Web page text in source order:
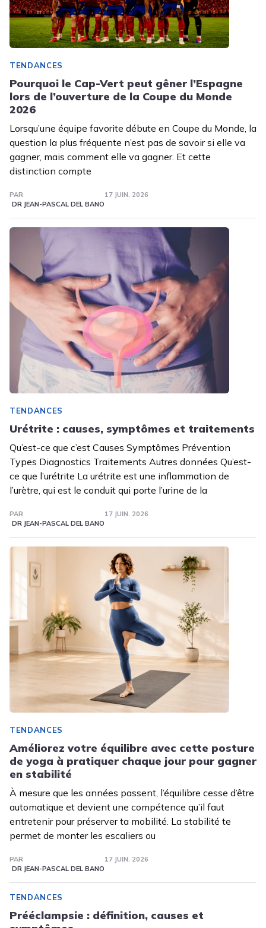
TENDANCES
Pourquoi le Cap-Vert peut gêner l’Espagne
lors de l’ouverture de la Coupe du Monde
2026
Lorsqu’une équipe favorite débute en Coupe du Monde, la
question la plus fréquente n’est pas de savoir si elle va
gagner, mais comment elle va gagner. Et cette
distinction compte
PAR
DR JEAN-PASCAL DEL BANO
17 JUIN. 2026
TENDANCES
Urétrite : causes, symptômes et traitements
Qu’est-ce que c’est Causes Symptômes Prévention
Types Diagnostics Traitements Autres données Qu’est-
ce que l’urétrite La urétrite est une inflammation de
l’urètre, qui est le conduit qui porte l’urine de la
PAR
DR JEAN-PASCAL DEL BANO
17 JUIN. 2026
TENDANCES
Améliorez votre équilibre avec cette posture
de yoga à pratiquer chaque jour pour gagner
en stabilité
À mesure que les années passent, l’équilibre cesse d’être
automatique et devient une compétence qu’il faut
entretenir pour préserver ta mobilité. La stabilité te
permet de monter les escaliers ou
PAR
DR JEAN-PASCAL DEL BANO
17 JUIN. 2026
TENDANCES
Prééclampsie : définition, causes et